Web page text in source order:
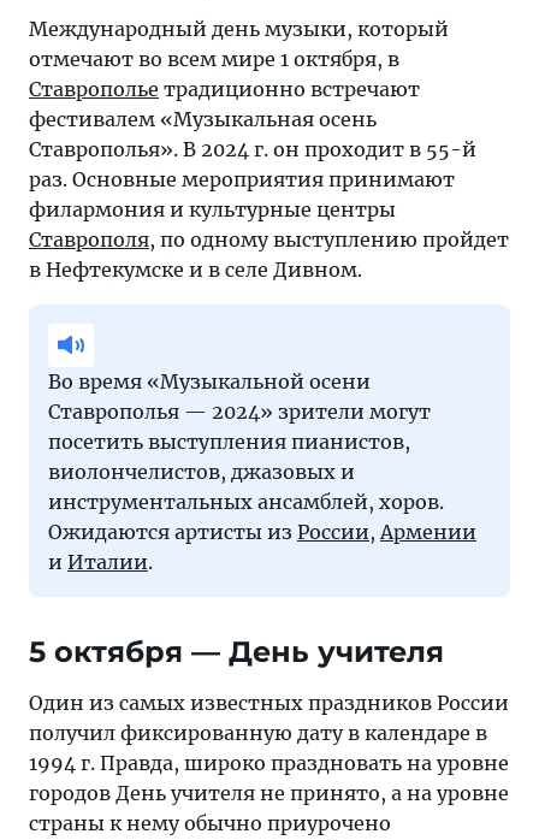
Международный день музыки, который
отмечают во всем мире 1 октября, в
Ставрополье традиционно встречают
фестивалем «Музыкальная осень
Ставрополья». В 2024 г. он проходит в 55-й
раз. Основные мероприятия принимают
филармония и культурные центры
Ставрополя, по одному выступлению пройдет
в Нефтекумске и в селе Дивном.
Во время «Музыкальной осени
Ставрополья — 2024» зрители могут
посетить выступления пианистов,
виолончелистов, джазовых и
инструментальных ансамблей, хоров.
Ожидаются артисты из России,Армении
и Италии.
5 октября — День учителя
Один из самых известных праздников России
получил фиксированную дату в календаре в
1994 г. Правда, широко праздновать на уровне
городов День учителя не принято, а на уровне
страны к нему обычно приурочено